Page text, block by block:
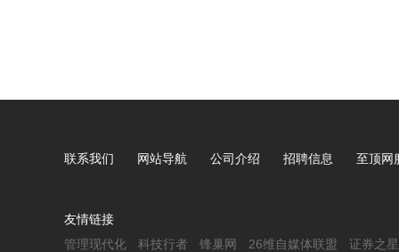
联系我们 网站导航 公司介绍 招聘信息 至顶网
友情链接
管理现代化
科技行者 锋巢网 26维自媒体联盟
证券之星